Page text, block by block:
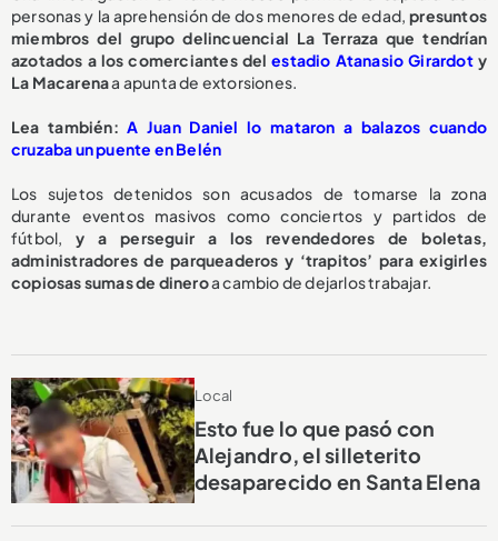
personas y la aprehensión de dos menores de edad,presuntos
miembros del grupo delincuencial La Terraza que tendrían
azotados a los comerciantes delestadio Atanasio Girardoty
La Macarenaa apunta de extorsiones.
Lea también:A Juan Daniel lo mataron a balazos cuando
cruzaba un puente en Belén
Los sujetos detenidos son acusados de tomarse la zona
durante eventos masivos como conciertos y partidos de
fútbol,y a perseguir a los revendedores de boletas,
administradores de parqueaderos y ‘trapitos’ para exigirles
copiosas sumas de dineroa cambio de dejarlos trabajar.
Local
Esto fue lo que pasó con
Alejandro, el silleterito
desaparecido en Santa Elena